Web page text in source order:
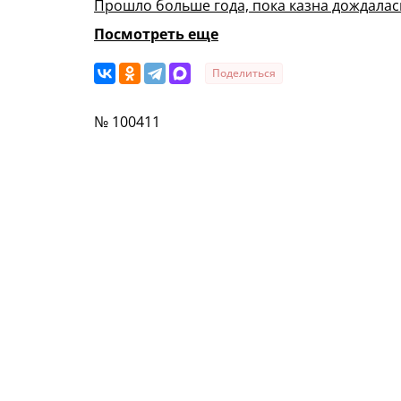
Прошло больше года, пока казна
Посмотреть еще
Поделиться
№ 100411